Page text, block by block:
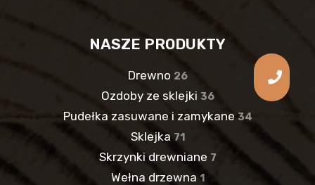
NASZE PRODUKTY
Drewno 26
Ozdoby ze sklejki 36
Pudełka zasuwane i zamykane 34
Sklejka 71
Skrzynki drewniane 7
Wełna drzewna 1